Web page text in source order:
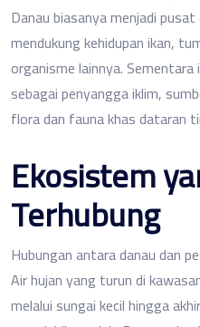
Danau biasanya menjadi
mendukung kehidupan ikan,
organisme lainnya.
sebagai penyangga iklim,
flora dan fauna khas dataran
Ekosistem
Terhubung
Hubungan antara danau dan
Air hujan yang turun di
melalui sungai kecil hingga